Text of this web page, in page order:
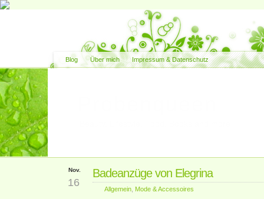
Blog Über mich Impressum & Datenschutz
Nov.
16
Badeanzüge von Elegrina
Allgemein Mode & Accessoires